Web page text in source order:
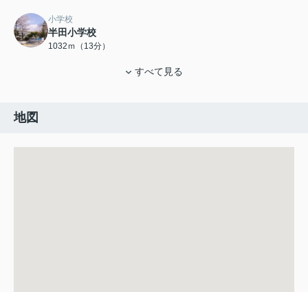
小学校
半田小学校
1032ｍ（13分）
すべて見る
地図